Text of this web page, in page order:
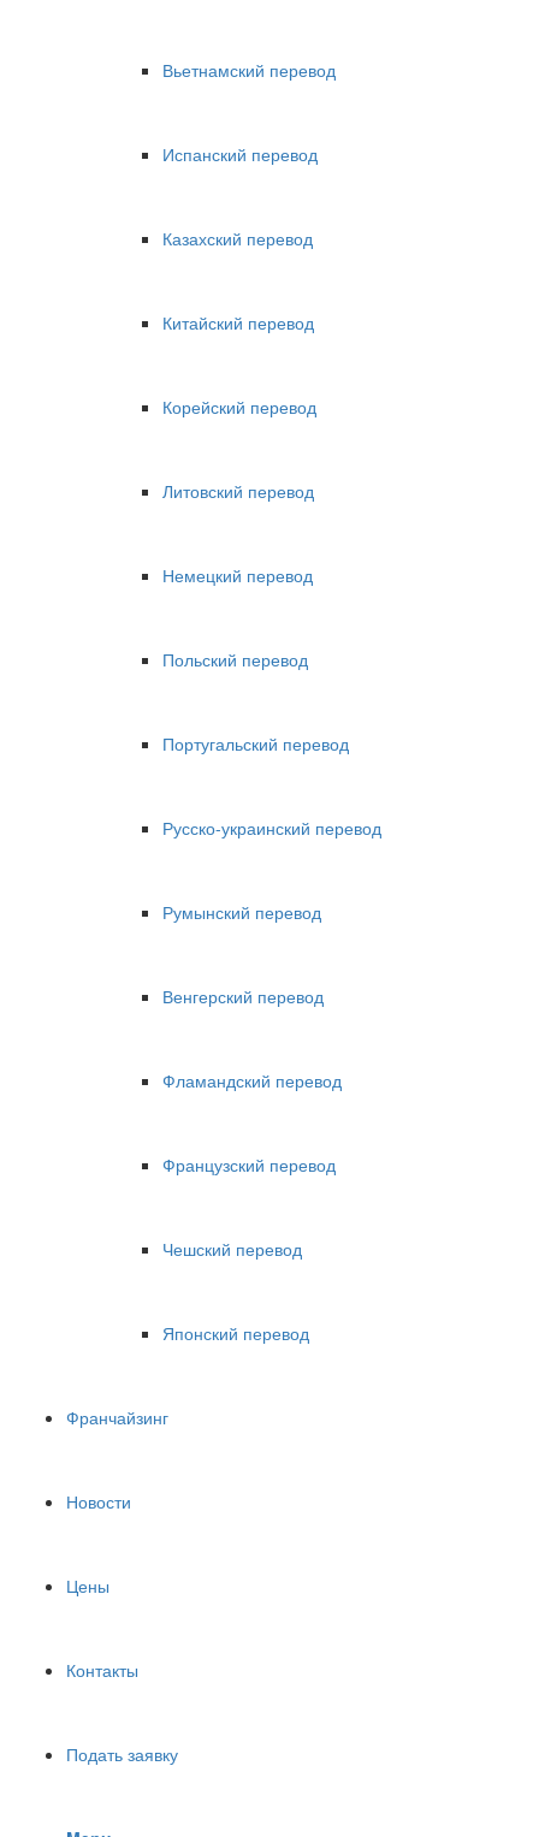
Вьетнамский перевод
Испанский перевод
Казахский перевод
Китайский перевод
Корейский перевод
Литовский перевод
Немецкий перевод
Польский перевод
Португальский перевод
Русско-украинский перевод
Румынский перевод
Венгерский перевод
Фламандский перевод
Французский перевод
Чешский перевод
Японский перевод
Франчайзинг
Новости
Цены
Контакты
Подать заявку